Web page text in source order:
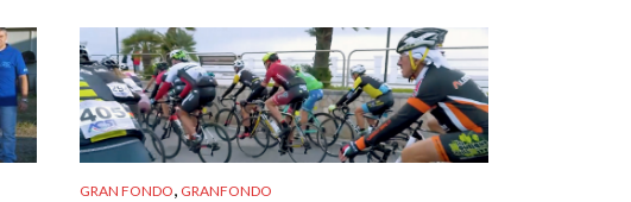
GRAN FONDO, GRANFONDO